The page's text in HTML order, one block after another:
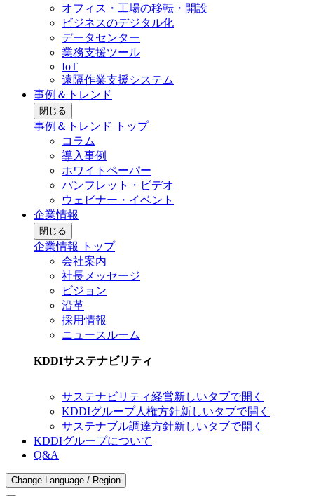
オフィス・工場の移転・開設
ビジネスのデジタル化
データセンター
業務支援ツール
IoT
遠隔作業支援システム
事例＆トレンド
閉じる
事例＆トレンド トップ
コラム
導入事例
ホワイトペーパー
パンフレット・ビデオ
ウェビナー・イベント
企業情報
閉じる
企業情報 トップ
会社案内
社長メッセージ
ビジョン
沿革
採用情報
ニュースルーム
KDDIサステナビリティ
サステナビリティ経営新しいタブで開く
KDDIグループ人権方針新しいタブで開く
サステナブル調達方針新しいタブで開く
KDDIグループについて
Q&A
Change Language / Region